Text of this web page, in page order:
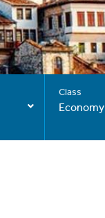
Class
Economy